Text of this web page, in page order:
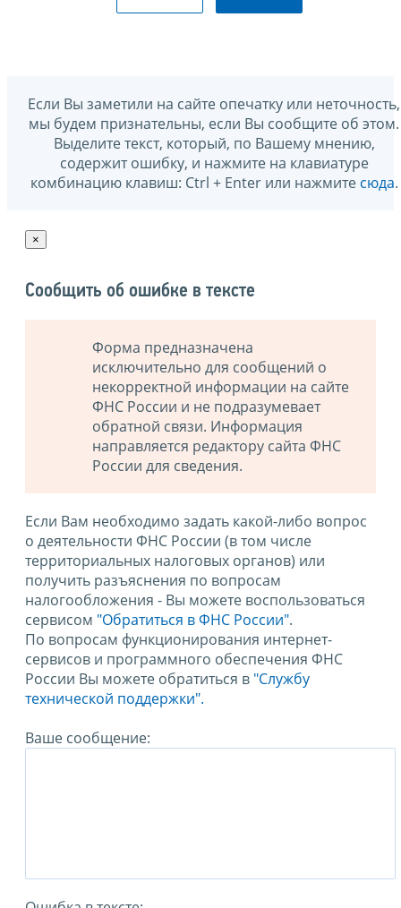
Если Вы заметили на сайте опечатку или неточность,
мы будем признательны, если Вы сообщите об этом.
Выделите текст, который, по Вашему мнению,
содержит ошибку, и нажмите на клавиатуре
комбинацию клавиш: Ctrl + Enter или нажмите сюда.
×
Сообщить об ошибке в тексте
Форма предназначена
исключительно для сообщений о
некорректной информации на сайте
ФНС России и не подразумевает
обратной связи. Информация
направляется редактору сайта ФНС
России для сведения.
Если Вам необходимо задать какой-либо вопрос
о деятельности ФНС России (в том числе
территориальных налоговых органов) или
получить разъяснения по вопросам
налогообложения - Вы можете воспользоваться
сервисом "Обратиться в ФНС России".
По вопросам функционирования интернет-
сервисов и программного обеспечения ФНС
России Вы можете обратиться в "Службу
технической поддержки".
Ваше сообщение: